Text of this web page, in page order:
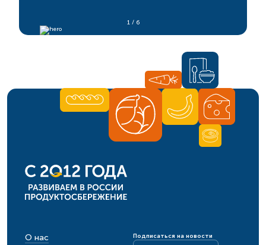
1 / 6
О нас Подписаться на новости